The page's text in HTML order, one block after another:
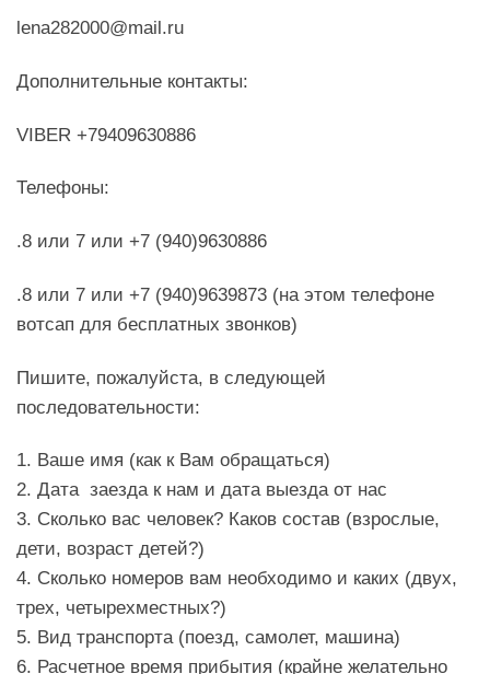
lena282000@mail.ru
Дополнительные контакты:
VIBER +79409630886
Телефоны:
.8 или 7 или +7 (940)9630886
.8 или 7 или +7 (940)9639873 (на этом телефоне
вотсап для бесплатных звонков)
Пишите, пожалуйста, в следующей
последовательности:
1. Ваше имя (как к Вам обращаться)
2. Дата заезда к нам и дата выезда от нас
3. Сколько вас человек? Каков состав (взрослые,
дети, возраст детей?)
4. Сколько номеров вам необходимо и каких (двух,
трех, четырехместных?)
5. Вид транспорта (поезд, самолет, машина)
6. Расчетное время прибытия (крайне желательно